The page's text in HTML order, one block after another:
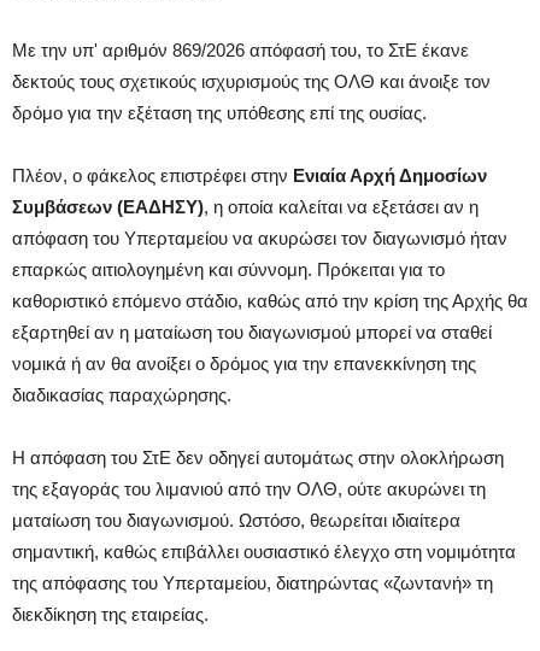
Με την υπ' αριθμόν 869/2026 απόφασή του, το ΣτΕ έκανε
δεκτούς τους σχετικούς ισχυρισμούς της ΟΛΘ και άνοιξε τον
δρόμο για την εξέταση της υπόθεσης επί της ουσίας.
Πλέον, ο φάκελος επιστρέφει στην Ενιαία Αρχή Δημοσίων
Συμβάσεων (ΕΑΔΗΣΥ), η οποία καλείται να εξετάσει αν η
απόφαση του Υπερταμείου να ακυρώσει τον διαγωνισμό ήταν
επαρκώς αιτιολογημένη και σύννομη. Πρόκειται για το
καθοριστικό επόμενο στάδιο, καθώς από την κρίση της Αρχής θα
εξαρτηθεί αν η ματαίωση του διαγωνισμού μπορεί να σταθεί
νομικά ή αν θα ανοίξει ο δρόμος για την επανεκκίνηση της
διαδικασίας παραχώρησης.
Η απόφαση του ΣτΕ δεν οδηγεί αυτομάτως στην ολοκλήρωση
της εξαγοράς του λιμανιού από την ΟΛΘ, ούτε ακυρώνει τη
ματαίωση του διαγωνισμού. Ωστόσο, θεωρείται ιδιαίτερα
σημαντική, καθώς επιβάλλει ουσιαστικό έλεγχο στη νομιμότητα
της απόφασης του Υπερταμείου, διατηρώντας «ζωντανή» τη
διεκδίκηση της εταιρείας.